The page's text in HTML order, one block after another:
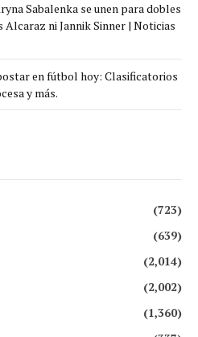
Sabalenka se unen para dobles
ni Jannik Sinner | Noticias
en fútbol hoy: Clasificatorios
y más.
(723)
(639)
(2,014)
(2,002)
(1,360)